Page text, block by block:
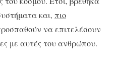
και, πιο
να επιτελέσουν
με αυτές του ανθρώπου.